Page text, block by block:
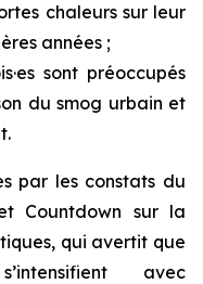
chaleurs sur leur
années ;
sont préoccupés
du smog urbain et
par les constats du
Countdown sur la
qui avertit que
avec